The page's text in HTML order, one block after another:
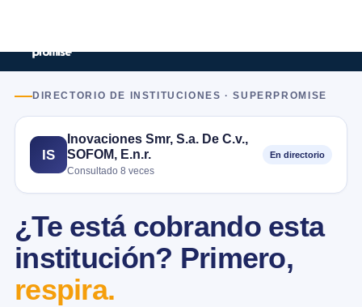
DIRECTORIO DE INSTITUCIONES · SUPERPROMISE
IS
Inovaciones Smr, S.a. De C.v.,
SOFOM, E.n.r.
Consultado 8 veces
En directorio
¿Te está cobrando esta
institución? Primero,
respira.